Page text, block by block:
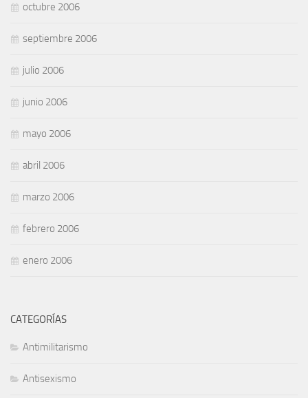
octubre 2006
septiembre 2006
julio 2006
junio 2006
mayo 2006
abril 2006
marzo 2006
febrero 2006
enero 2006
CATEGORÍAS
Antimilitarismo
Antisexismo